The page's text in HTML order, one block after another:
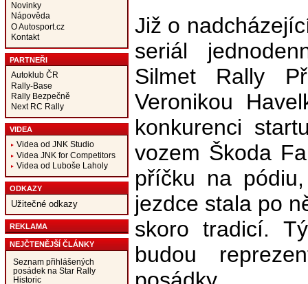
Novinky
Nápověda
O Autosport.cz
Kontakt
PARTNEŘI
Autoklub ČR
Rally-Base
Rally Bezpečně
Next RC Rally
VIDEA
Videa od JNK Studio
Videa JNK for Competitors
Videa od Luboše Laholy
ODKAZY
Užitečné odkazy
REKLAMA
NEJČTENĚJŠÍ ČLÁNKY
Seznam přihlášených
posádek na Star Rally
Historic
Již o
seriál
Silmet Rally
Veronikou
konkurenci
vozem Škoda
příčku na
jezdce stala po
skoro tradicí.
budou